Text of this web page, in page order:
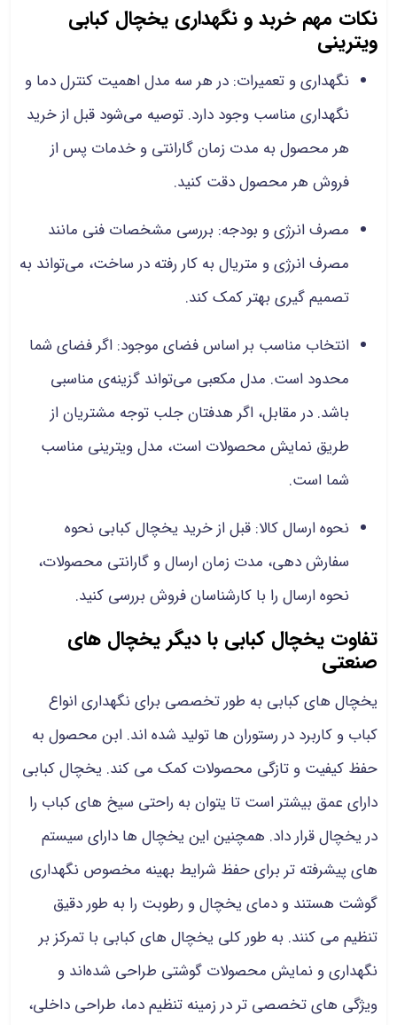
نکات مهم خربد و نگهداری یخچال کبابی
ویترینی
نگهداری و تعمیرات: در هر سه مدل اهمیت کنترل دما و
نگهداری مناسب وجود دارد. توصیه می‌شود قبل از خرید
هر محصول به مدت زمان گارانتی و خدمات پس از
فروش هر محصول دقت کنید.
مصرف انرژی و بودجه: بررسی مشخصات فنی مانند
مصرف انرژی و متریال به کار رفته در ساخت، می‌تواند به
تصمیم‌ گیری بهتر کمک کند.
انتخاب مناسب بر اساس فضای موجود: اگر فضای شما
محدود است. مدل مکعبی می‌تواند گزینه‌ی مناسبی
باشد. در مقابل، اگر هدفتان جلب توجه مشتریان از
طریق نمایش محصولات است، مدل ویترینی مناسب
شما است.
نحوه ارسال کالا: قبل از خرید یخچال کبابی نحوه
سفارش دهی، مدت زمان ارسال و گارانتی محصولات،
نحوه ارسال را با کارشناسان فروش بررسی کنید.
تفاوت یخچال کبابی با دیگر یخچال های
صنعتی
یخچال های کبابی به طور تخصصی برای نگهداری انواع
کباب و کاربرد در رستوران ها تولید شده اند. ابن محصول به
حفظ کیفیت و تازگی محصولات کمک می کند. یخچال کبابی
دارای عمق بیشتر است تا یتوان به راحتی سیخ های کباب را
در یخچال قرار داد. همچنین این یخچال ها دارای سیستم‌
های پیشرفته‌ تر برای حفظ شرایط بهینه مخصوص نگهداری
گوشت هستند و دمای یخچال و رطوبت را به طور دقیق
تنظیم می کنند. به طور کلی یخچال‌ های کبابی با تمرکز بر
نگهداری و نمایش محصولات گوشتی طراحی شده‌اند و
ویژگی‌ های تخصصی‌ تر در زمینه تنظیم دما، طراحی داخلی،